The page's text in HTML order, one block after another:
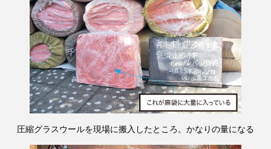
圧縮グラスウールを現場に搬入したところ。かなりの量になる